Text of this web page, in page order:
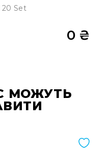
Set
0 ₴
МОЖУТЬ